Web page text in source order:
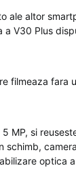
ale altor
a V30 Plus
filmeaza fara
MP, si
schimb,
optica